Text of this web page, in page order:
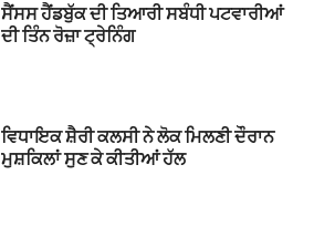
ਸੈਂਸਸ ਹੈਂਡਬੁੱਕ ਦੀ ਤਿਆਰੀ ਸਬੰਧੀ ਪਟਵਾਰੀਆਂ
ਦੀ ਤਿੰਨ ਰੋਜ਼ਾ ਟ੍ਰੇਨਿੰਗ
ਵਿਧਾਇਕ ਸ਼ੈਰੀ ਕਲਸੀ ਨੇ ਲੋਕ ਮਿਲਣੀ ਦੌਰਾਨ
ਮੁਸ਼ਕਿਲਾਂ ਸੁਣ ਕੇ ਕੀਤੀਆਂ ਹੱਲ